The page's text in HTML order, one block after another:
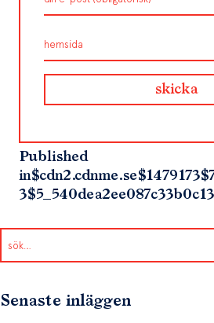
Published
in
Senaste inläggen